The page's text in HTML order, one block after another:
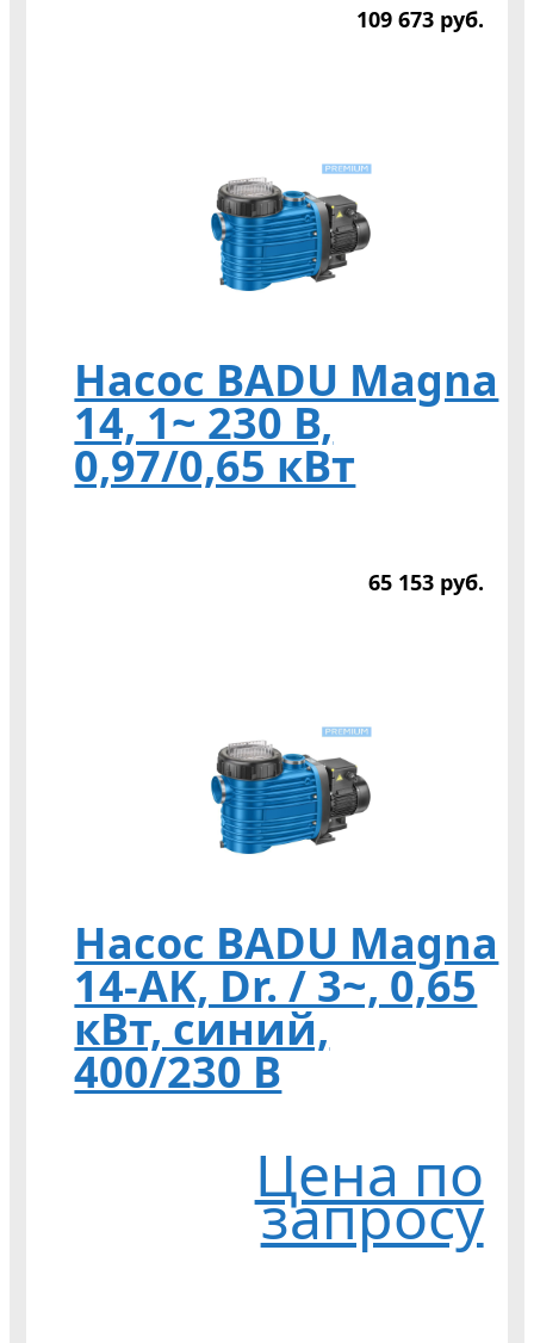
109 673 руб.
Насос BADU Magna
14, 1~ 230 В,
0,97/0,65 кВт
65 153 руб.
Насос BADU Magna
14-AK, Dr. / 3~, 0,65
кВт, синий,
400/230 В
Цена по
запросу